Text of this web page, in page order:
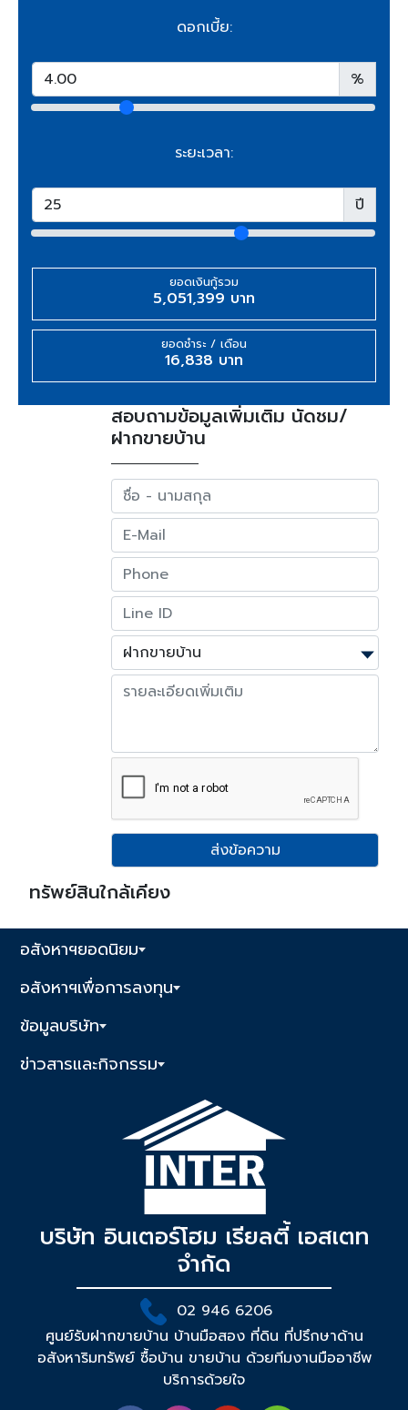
ดอกเบี้ย:
%
ระยะเวลา:
ปี
ยอดเงินกู้รวม
5,051,399 บาท
ยอดชำระ / เดือน
16,838 บาท
สอบถามข้อมูลเพิ่มเติม นัดชม/
ฝากขายบ้าน
ส่งข้อความ
ทรัพย์สินใกล้เคียง
อสังหาฯยอดนิยม
อสังหาฯเพื่อการลงทุน
ข้อมูลบริษัท
ข่าวสารและกิจกรรม
บริษัท อินเตอร์โฮม เรียลตี้ เอสเตท
จำกัด
02 946 6206
ศูนย์รับฝากขายบ้าน บ้านมือสอง ที่ดิน ที่ปรึกษาด้าน
อสังหาริมทรัพย์ ซื้อบ้าน ขายบ้าน ด้วยทีมงานมืออาชีพ
บริการด้วยใจ